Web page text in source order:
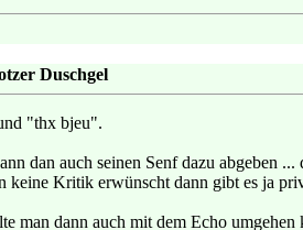
Duschgel
"thx bjeu".
dan auch seinen Senf dazu abgeben
Kritik erwünscht dann gibt es ja
man dann auch mit dem Echo umgehen